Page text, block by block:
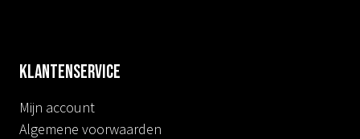
Klantenservice
Mijn account
Algemene voorwaarden